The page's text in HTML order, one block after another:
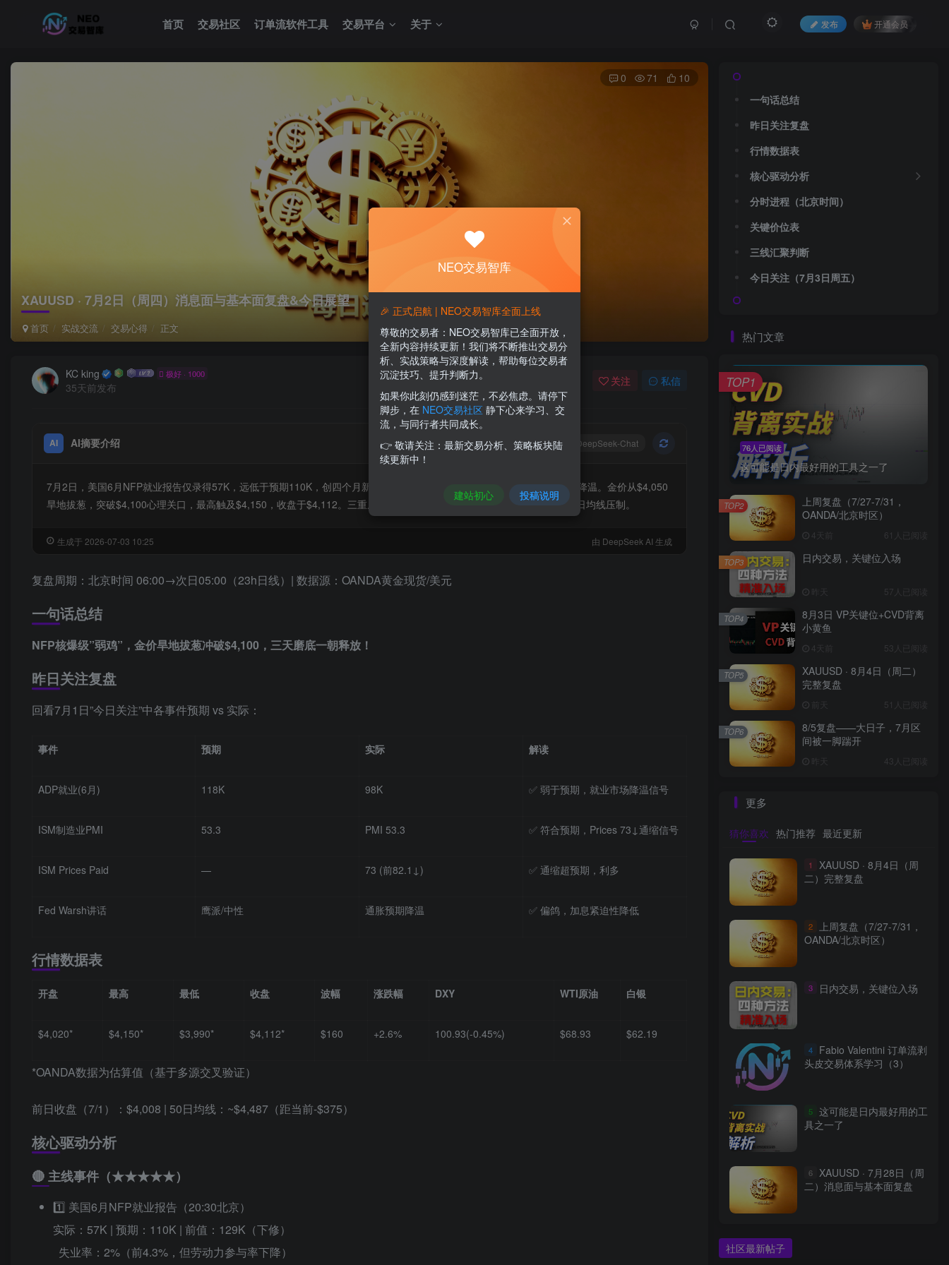
首页 交易社区 订单流软件工具 交易平台 关于 发布 开通会员
XAUUSD · 7月2日（周四）消息面与基本面复盘&今日展望
首页 实战交流 交易心得 正文
0 71 10
KC king 极好 · 1000
35天前发布 关注 私信
AI AI摘要介绍 DeepSeek-Chat
7月2日，美国6月NFP就业报告仅录得57K，远低于预期110K，创四个月新低，叠加美联储Warsh偏鸽讲话，加息预期大幅降温。金价从$4,050
旱地拔葱，突破$4,100心理关口，最高触及$4,150，收盘于$4,112。三重底确认有效，短期反弹格局确立，但中期仍受50日均线压制。
生成于 2026-07-03 10:25 由 DeepSeek AI 生成
复盘周期：北京时间 06:00→次日05:00（23h日线）| 数据源：OANDA黄金现货/美元
一句话总结
NFP核爆级”弱鸡”，金价旱地拔葱冲破$4,100，三天磨底一朝释放！
昨日关注复盘
回看7月1日”今日关注”中各事件预期 vs 实际：
事件 预期 实际 解读
ADP就业(6月) 118K 98K ✅ 弱于预期，就业市场降温信号
ISM制造业PMI 53.3 PMI 53.3 ✅ 符合预期，Prices 73↓通缩信号
ISM Prices Paid — 73 (前82.1↓) ✅ 通缩超预期，利多
Fed Warsh讲话 鹰派/中性 通胀预期降温 ✅ 偏鸽，加息紧迫性降低
行情数据表
开盘 最高 最低 收盘 波幅 涨跌幅 DXY WTI原油 白银
$4,020* $4,150* $3,990* $4,112* $160 +2.6% 100.93(-0.45%) $68.93 $62.19
*OANDA数据为估算值（基于多源交叉验证）
前日收盘（7/1）：$4,008 | 50日均线：~$4,487（距当前-$375）
核心驱动分析
🔴 主线事件（★★★★★）
1️⃣ 美国6月NFP就业报告（20:30北京）
实际：57K | 预期：110K | 前值：129K（下修）
失业率：2%（前4.3%，但劳动力参与率下降）
一句话总结
昨日关注复盘
行情数据表
核心驱动分析
分时进程（北京时间）
关键价位表
三线汇聚判断
今日关注（7月3日周五）
热门文章
76人已阅读
这可能是日内最好用的工具之一了
TOP1
上周复盘（7/27-7/31，
OANDA/北京时区）
4天前 61人已阅读
TOP2
日内交易，关键位入场
昨天 57人已阅读
TOP3
8月3日 VP关键位+CVD背离
小黄鱼
4天前 53人已阅读
TOP4
XAUUSD · 8月4日（周二）
完整复盘
51人已阅读
TOP5
8/5复盘——大日子，7月区
间被一脚踹开
昨天 43人已阅读
TOP6
更多
猜你喜欢 热门推荐 最近更新
1
XAUUSD · 8月4日（周
二）完整复盘
2
上周复盘（7/27-7/31，
OANDA/北京时区）
3 日内交易，关键位入场
4
Fabio Valentini 订单流剥
头皮交易体系学习（3）
5 这可能是日内最好用的工
具之一了
6 XAUUSD · 7月28日（周
二）消息面与基本面复盘
社区最新帖子
NEO交易智库
🎉 正式启航 | NEO交易智库全面上线
尊敬的交易者：NEO交易智库已全面开放，
全新内容持续更新！我们将不断推出交易分
析、实战策略与深度解读，帮助每位交易者
沉淀技巧、提升判断力。
如果你此刻仍感到迷茫，不必焦虑。请停下
脚步，在 NEO交易社区 静下心来学习、交
流，与同行者共同成长。
👉 敬请关注：最新交易分析、策略板块陆
续更新中！
建站初心 投稿说明